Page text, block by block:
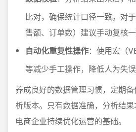
比对，确保统计口径一致。对
售额、订单数）建议手动复核一
自动化重复性操作：使用宏（
等减少手工操作，降低人为失误
养成良好的数据管理习惯，定期
析版本。只有数据准确，分析结
电商企业持续优化运营的基础。